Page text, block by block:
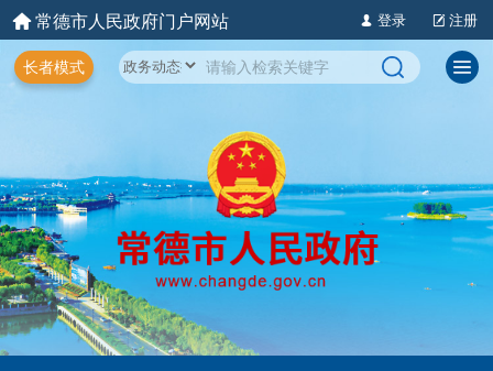
常德市人民政府门户网站 登录 注册
长者模式